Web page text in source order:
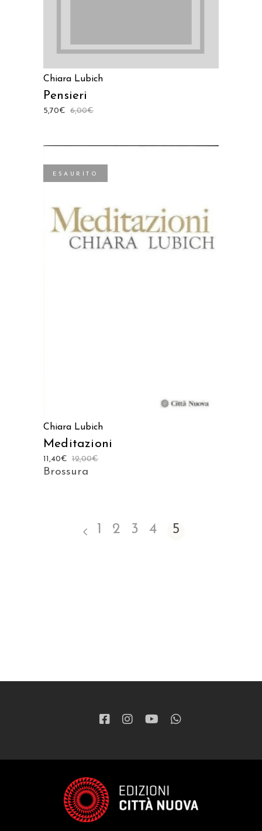
Chiara Lubich
Pensieri
6,00€
5,70€
ESAURITO
Chiara Lubich
Meditazioni
12,00€
11,40€
Brossura
1 2 3 4 5